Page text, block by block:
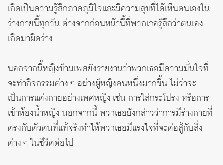
เกิดเป็นความรู้สึกภาคภูมิใจและมีความสุขที่ได้เห็นตนเองใน
ร่างกายนี้ทุกวัน ต่างจากก่อนหน้านี้ที่พวกเธอรู้สึกว่าตนเอง
เกิดมาผิดร่าง
นอกจากนี้หญิงข้ามเพศยังรายงานว่าพวกเธอมีความมั่นใจที่
จะทำกิจกรรมต่าง ๆ อย่างผู้หญิงคนหนึ่งมากขึ้น ไม่ว่าจะ
เป็นการแต่งกายอย่างเพศหญิง เช่น การใส่กระโปรง หรือการ
เข้าห้องน้ำหญิง นอกจากนี้ พวกเธอยังกล่าวว่าการมีร่างกายที่
ตรงกับตัวตนที่แท้จริงทำให้พวกเธอมีแรงใจที่จะต่อสู้กับสิ่ง
ต่าง ๆ ในชีวิตต่อไป